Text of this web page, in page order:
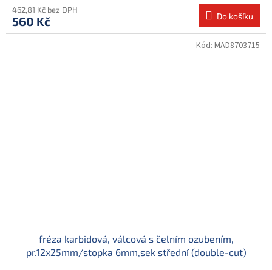
462,81 Kč bez DPH
560 Kč Do košíku
fréza karbidová, válcová s čelním ozubením,
pr.12x25mm/stopka 6mm,sek střední (double-cut)
Kód: MAD8703715